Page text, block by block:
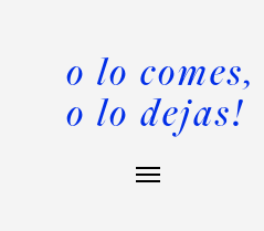
o lo comes,
o lo dejas!